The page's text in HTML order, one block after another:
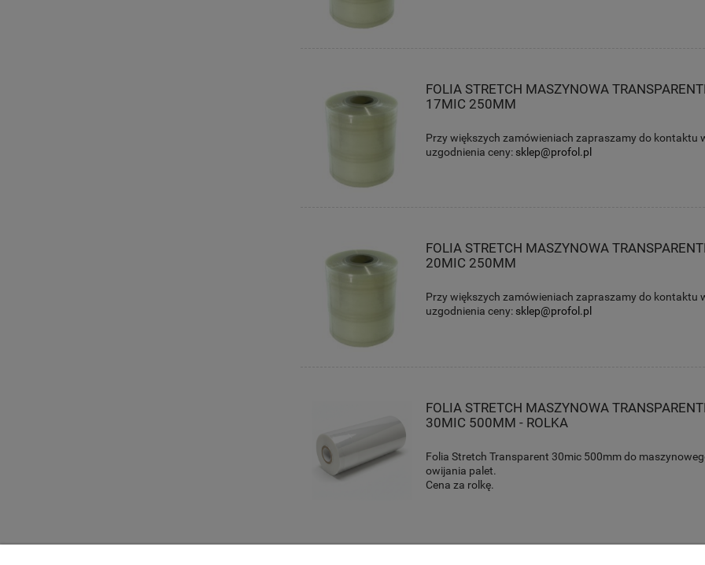
FOLIA STRETCH MASZYNOWA
17MIC 250MM
Przy większych zamówieniach zapraszamy do kontaktu
uzgodnienia ceny: sklep@profol.pl
FOLIA STRETCH MASZYNOWA
20MIC 250MM
Przy większych zamówieniach zapraszamy do kontaktu
uzgodnienia ceny: sklep@profol.pl
FOLIA STRETCH MASZYNOWA
30MIC 500MM - ROLKA
Folia Stretch Transparent 30mic 500mm do
owijania palet.
Cena za rolkę.